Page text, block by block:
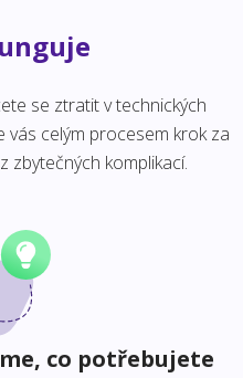
se ztratit v technických
celým procesem krok za
zbytečných komplikací.
co potřebujete